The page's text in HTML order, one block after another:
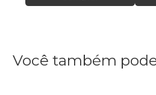
Você também